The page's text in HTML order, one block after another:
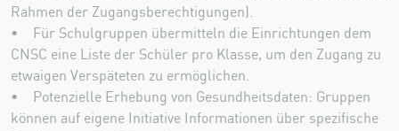
Rahmen der Zugangsberechtigungen).
• Für Schulgruppen übermitteln die Einrichtungen dem
CNSC eine Liste der Schüler pro Klasse, um den Zugang zu
etwaigen Verspäteten zu ermöglichen.
• Potenzielle Erhebung von Gesundheitsdaten: Gruppen
können auf eigene Initiative Informationen über spezifische